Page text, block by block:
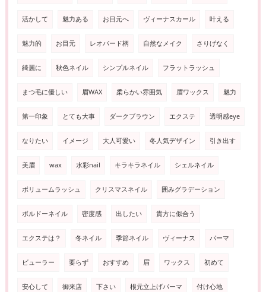
活かして 魅力ある お目元へ ヴィーナスカール 叶える
魅力的 お目元 レオパード柄 自然なメイク さりげなく
綺麗に 秋色ネイル シンプルネイル フラットラッシュ
まつ毛に優しい 眉WAX 柔らかい雰囲気 眉ワックス 魅力
第一印象 とても大事 ダークブラウン エクステ 透明感eye
なりたい イメージ 大人可愛い 冬人気デザイン 引き出す
美眉 wax 水彩nail キラキラネイル シェルネイル
ボリュームラッシュ クリスマスネイル 囲みグラデーション
ボルドーネイル 密度感 出したい 貴方に似合う
エクステは？ 冬ネイル 季節ネイル ヴィーナス パーマ
ビューラー 要らず おすすめ 眉 ワックス 初めて
安心して 御来店 下さい 根元立上げパーマ 付け心地